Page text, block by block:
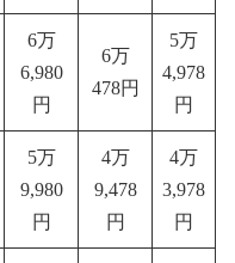
6万
6,980
円
6万
478円
5万
4,978
円
5万
9,980
円
4万
9,478
円
4万
3,978
円